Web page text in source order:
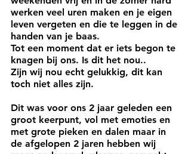
werken veel uren maken en je eigen
leven vergeten en die te leggen in de
handen van je baas.
Tot een moment dat er iets begon te
knagen bij ons. Is dit het nou..
Zijn wij nou echt gelukkig, dit kan
toch niet alles zijn.
Dit was voor ons 2 jaar geleden een
groot keerpunt, vol met emoties en
met grote pieken en dalen maar in
de afgelopen 2 jaren hebben wij